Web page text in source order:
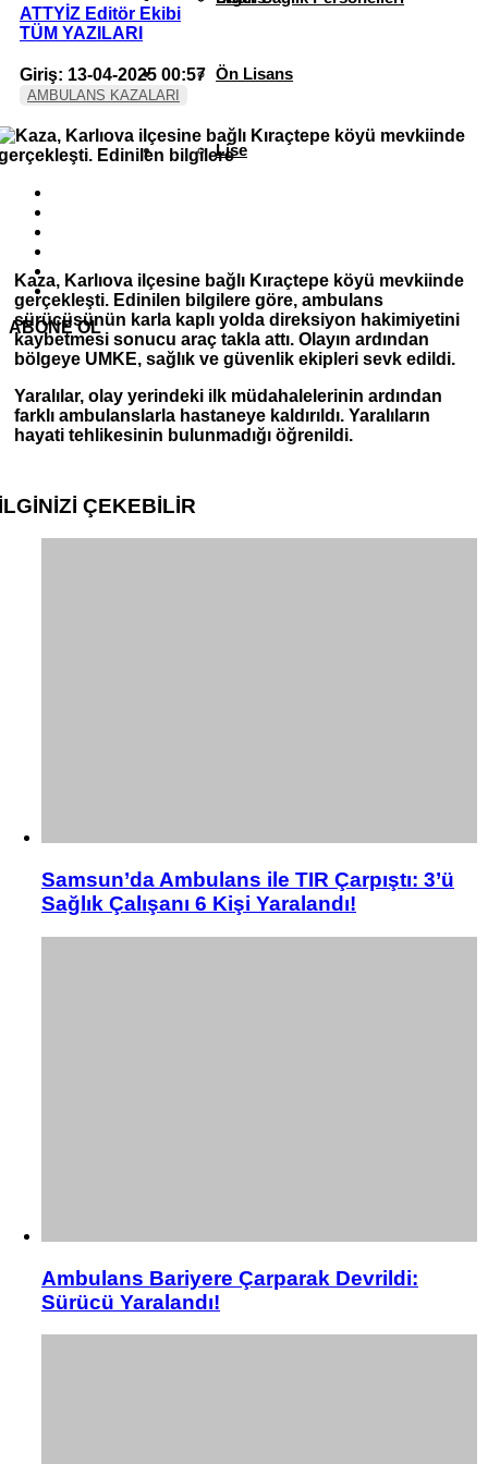
Ön Lisans
Lise
ATTYİZ Editör Ekibi
TÜM YAZILARI
Giriş: 13-04-2025 00:57
AMBULANS KAZALARI
ABONE OL
Kaza, Karlıova ilçesine bağlı Kıraçtepe köyü mevkiinde
gerçekleşti. Edinilen bilgilere göre, ambulans
sürücüsünün karla kaplı yolda direksiyon hakimiyetini
kaybetmesi sonucu araç takla attı. Olayın ardından
bölgeye UMKE, sağlık ve güvenlik ekipleri sevk edildi.
Yaralılar, olay yerindeki ilk müdahalelerinin ardından
farklı ambulanslarla hastaneye kaldırıldı. Yaralıların
hayati tehlikesinin bulunmadığı öğrenildi.
ÇEKEBİLİR
Samsun’da Ambulans ile TIR Çarpıştı: 3’ü
Sağlık Çalışanı 6 Kişi Yaralandı!
Ambulans Bariyere Çarparak Devrildi:
Sürücü Yaralandı!